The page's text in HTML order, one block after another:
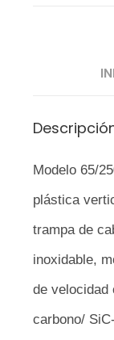
Modelo 65/
plástica
trampa de
inoxidable,
de velocidad
carbono/